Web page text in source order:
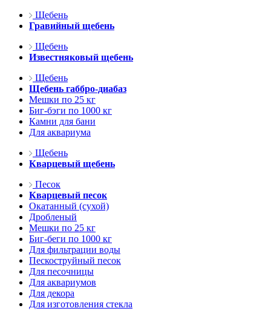
Щебень
Гравийный щебень
Щебень
Известняковый щебень
Щебень
Щебень габбро-диабаз
Мешки по 25 кг
Биг-бэги по 1000 кг
Камни для бани
Для аквариума
Щебень
Кварцевый щебень
Песок
Кварцевый песок
Окатанный (сухой)
Дробленый
Мешки по 25 кг
Биг-беги по 1000 кг
Для фильтрации воды
Пескоструйный песок
Для песочницы
Для аквариумов
Для декора
Для изготовления стекла